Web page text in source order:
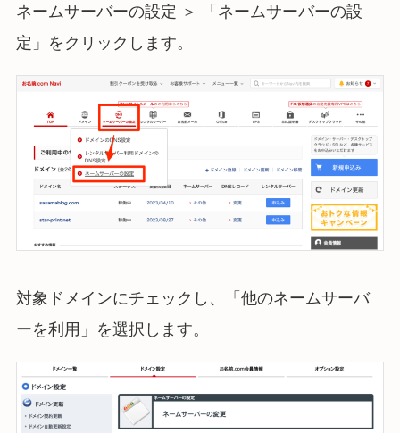
ネームサーバーの設定 ＞ 「ネームサーバーの設
定」をクリックします。
対象ドメインにチェックし、「他のネームサーバ
ーを利用」を選択します。